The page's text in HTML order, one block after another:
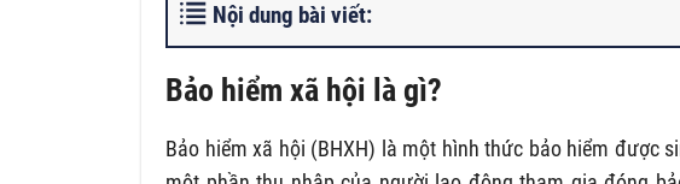
Nội dung bài viết:
Bảo hiểm xã hội là gì?
Bảo hiểm xã hội (BHXH) là một hình thức bảo hiểm được